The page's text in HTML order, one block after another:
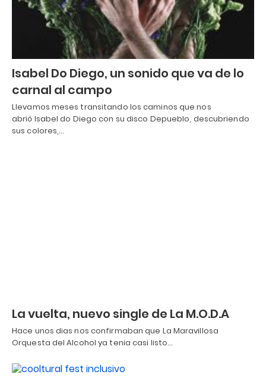
Isabel Do Diego, un sonido que va de lo
carnal al campo
Llevamos meses transitando los caminos que nos
abrió Isabel do Diego con su disco Depueblo, descubriendo
sus colores,…
La vuelta, nuevo single de La M.O.D.A
Hace unos dias nos confirmaban que La Maravillosa
Orquesta del Alcohol ya tenia casi listo…